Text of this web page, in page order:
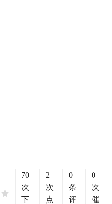
70
次
下
2
次
点
0
条
评
0
次
催